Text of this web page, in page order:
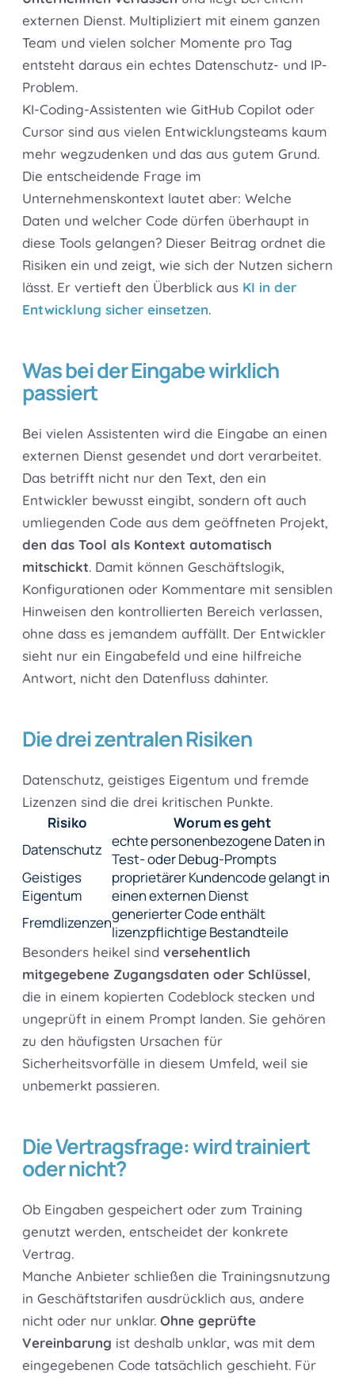
externen Dienst. Multipliziert mit einem ganzen
Team und vielen solcher Momente pro Tag
entsteht daraus ein echtes Datenschutz- und IP-
Problem.
KI-Coding-Assistenten wie GitHub Copilot oder
Cursor sind aus vielen Entwicklungsteams kaum
mehr wegzudenken und das aus gutem Grund.
Die entscheidende Frage im
Unternehmenskontext lautet aber: Welche
Daten und welcher Code dürfen überhaupt in
diese Tools gelangen? Dieser Beitrag ordnet die
Risiken ein und zeigt, wie sich der Nutzen sichern
lässt. Er vertieft den Überblick aus KI in der
Entwicklung sicher einsetzen.
Was bei der Eingabe wirklich
passiert
Bei vielen Assistenten wird die Eingabe an einen
externen Dienst gesendet und dort verarbeitet.
Das betrifft nicht nur den Text, den ein
Entwickler bewusst eingibt, sondern oft auch
umliegenden Code aus dem geöffneten Projekt,
den das Tool als Kontext automatisch
mitschickt. Damit können Geschäftslogik,
Konfigurationen oder Kommentare mit sensiblen
Hinweisen den kontrollierten Bereich verlassen,
ohne dass es jemandem auffällt. Der Entwickler
sieht nur ein Eingabefeld und eine hilfreiche
Antwort, nicht den Datenfluss dahinter.
Die drei zentralen Risiken
Datenschutz, geistiges Eigentum und fremde
Lizenzen sind die drei kritischen Punkte.
Risiko
Worum es geht
Datenschutz echte personenbezogene Daten in
Test- oder Debug-Prompts
Geistiges
Eigentum
proprietärer Kundencode gelangt in
einen externen Dienst
Fremdlizenzengenerierter Code enthält
lizenzpflichtige Bestandteile
Besonders heikel sind versehentlich
mitgegebene Zugangsdaten oder Schlüssel,
die in einem kopierten Codeblock stecken und
ungeprüft in einem Prompt landen. Sie gehören
zu den häufigsten Ursachen für
Sicherheitsvorfälle in diesem Umfeld, weil sie
unbemerkt passieren.
Die Vertragsfrage: wird trainiert
oder nicht?
Ob Eingaben gespeichert oder zum Training
genutzt werden, entscheidet der konkrete
Vertrag.
Manche Anbieter schließen die Trainingsnutzung
in Geschäftstarifen ausdrücklich aus, andere
nicht oder nur unklar. Ohne geprüfte
Vereinbarung ist deshalb unklar, was mit dem
eingegebenen Code tatsächlich geschieht. Für